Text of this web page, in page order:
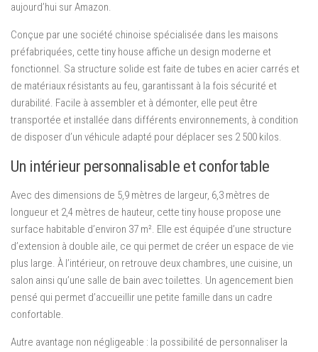
aujourd’hui sur Amazon.
Conçue par une société chinoise spécialisée dans les maisons
préfabriquées, cette tiny house affiche un design moderne et
fonctionnel. Sa structure solide est faite de tubes en acier carrés et
de matériaux résistants au feu, garantissant à la fois sécurité et
durabilité. Facile à assembler et à démonter, elle peut être
transportée et installée dans différents environnements, à condition
de disposer d’un véhicule adapté pour déplacer ses 2 500 kilos.
Un intérieur personnalisable et confortable
Avec des dimensions de 5,9 mètres de largeur, 6,3 mètres de
longueur et 2,4 mètres de hauteur, cette tiny house propose une
surface habitable d’environ 37 m². Elle est équipée d’une structure
d’extension à double aile, ce qui permet de créer un espace de vie
plus large. À l’intérieur, on retrouve deux chambres, une cuisine, un
salon ainsi qu’une salle de bain avec toilettes. Un agencement bien
pensé qui permet d’accueillir une petite famille dans un cadre
confortable.
Autre avantage non négligeable : la possibilité de personnaliser la